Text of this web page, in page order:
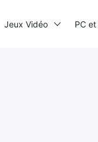
Jeux Vidéo PC